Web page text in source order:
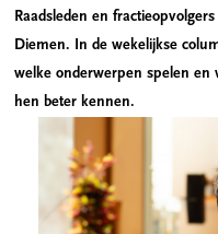
Raadsleden en
Diemen. In de wekelijkse
welke onderwerpen spelen en
hen beter kennen.